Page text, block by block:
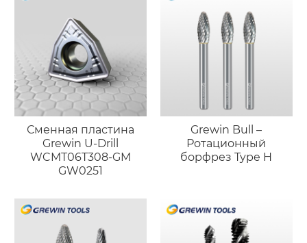
Сменная пластина
Grewin U-Drill
WCMT06T308-GM
GW0251
Grewin Bull –
Ротационный
борфрез Type H